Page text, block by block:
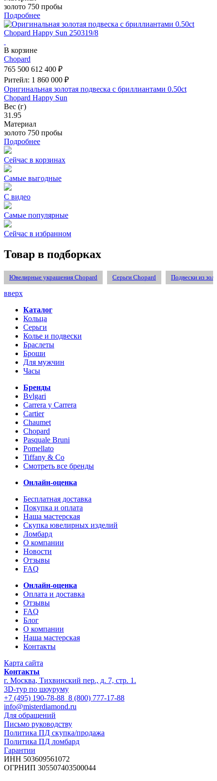
золото 750 пробы
Подробнее
В корзине
Chopard
765 500 612 400 ₽
Ритейл: 1 860 000 ₽
Оригинальная золотая подвеска с бриллиантами 0.50ct
Chopard Happy Sun
Вес (г)
31.95
Материал
золото 750 пробы
Подробнее
Сейчас в корзинах
Самые выгодные
С видео
Самые популярные
Сейчас в избранном
Товар в подборках
Ювелирные украшения Chopard Серьги Chopard Подвески из
вверх
Каталог
Кольца
Серьги
Колье и подвески
Браслеты
Броши
Для мужчин
Часы
Бренды
Bvlgari
Carrera y Carrera
Cartier
Chaumet
Chopard
Pasquale Bruni
Pomellato
Tiffany & Co
Смотреть все бренды
Онлайн-оценка
Бесплатная доставка
Покупка и оплата
Наша мастерская
Скупка ювелирных изделий
Ломбард
О компании
Новости
Отзывы
FAQ
Онлайн-оценка
Оплата и доставка
Отзывы
FAQ
Блог
О компании
Наша мастерская
Контакты
Карта сайта
Контакты
г. Москва, Тихвинский пер., д. 7, стр. 1.
3D-тур по шоуруму
+7 (495) 190-78-88 8 (800) 777-17-88
info@misterdiamond.ru
Для обращений
Письмо руководству
Политика ПД скупка/продажа
Политика ПД ломбард
Гарантии
ИНН 503609561072
ОГРНИП 305507403500044